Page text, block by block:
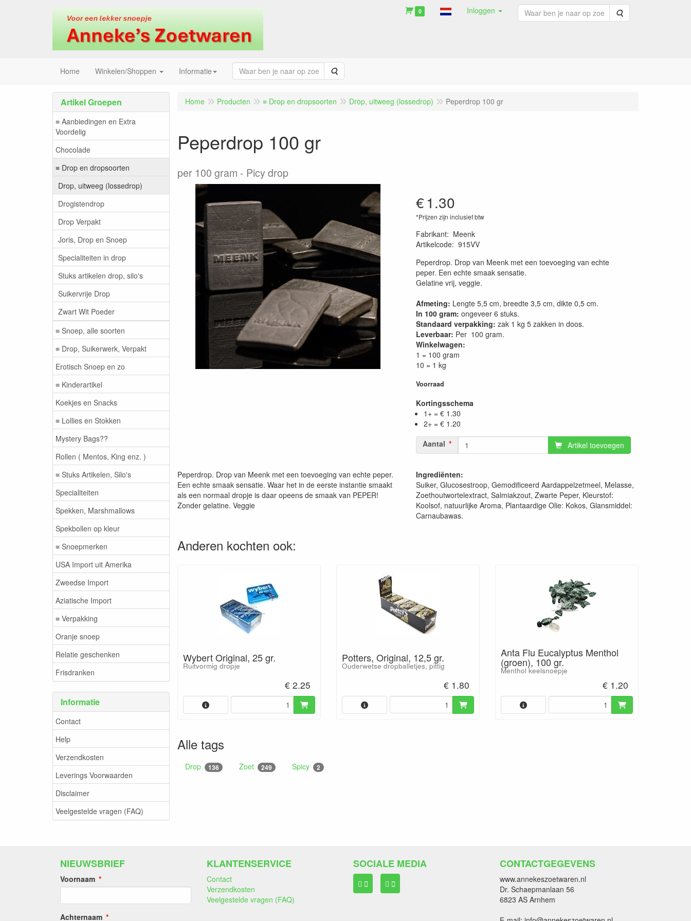
0 Inloggen Zoeken
Home Winkelen/Shoppen Informatie Zoeken
Artikel Groepen
≡ Aanbiedingen en Extra
Voordelig
Chocolade
≡ Drop en dropsoorten
Drop, uitweeg (lossedrop)
Drogistendrop
Drop Verpakt
Joris, Drop en Snoep
Specialiteiten in drop
Stuks artikelen drop, silo's
Suikervrije Drop
Zwart Wit Poeder
≡ Snoep, alle soorten
≡ Drop, Suikerwerk, Verpakt
Erotisch Snoep en zo
≡ Kinderartikel
Koekjes en Snacks
≡ Lollies en Stokken
Mystery Bags??
Rollen ( Mentos, King enz. )
≡ Stuks Artikelen, Silo's
Specialiteiten
Spekken, Marshmallows
Spekbollen op kleur
≡ Snoepmerken
USA Import uit Amerika
Zweedse Import
Aziatische Import
≡ Verpakking
Oranje snoep
Relatie geschenken
Frisdranken
Informatie
Contact
Help
Verzendkosten
Leverings Voorwaarden
Disclaimer
Veelgestelde vragen (FAQ)
Home Producten ≡ Drop en dropsoorten Drop, uitweeg (lossedrop) Peperdrop 100 gr
Peperdrop 100 gr
per 100 gram Picy drop
€1.30
*Prijzen zijn inclusief btw
Fabrikant: Meenk
Artikelcode: 915VV
Peperdrop. Drop van Meenk met een toevoeging van echte
peper. Een echte smaak sensatie.
Gelatine vrij, veggie.
Afmeting: Lengte 5,5 cm, breedte 3,5 cm, dikte 0,5 cm.
In 100 gram: ongeveer 6 stuks.
Standaard verpakking: zak 1 kg 5 zakken in doos.
Leverbaar: Per 100 gram.
Winkelwagen:
1 = 100 gram
10 = 1 kg
Voorraad
Kortingsschema
1+ = € 1.30
2+ = € 1.20
Aantal
Artikel toevoegen
Peperdrop. Drop van Meenk met een toevoeging van echte peper.
Een echte smaak sensatie. Waar het in de eerste instantie smaakt
als een normaal dropje is daar opeens de smaak van PEPER!
Zonder gelatine. Veggie
Ingrediënten:
Suiker, Glucosestroop, Gemodificeerd Aardappelzetmeel, Melasse,
Zoethoutwortelextract, Salmiakzout, Zwarte Peper, Kleurstof:
Koolsof, natuurlijke Aroma, Plantaardige Olie: Kokos, Glansmiddel:
Carnaubawas.
Anderen kochten ook:
Wybert Original, 25 gr.
Ruitvormig dropje
€ 2.25
Potters, Original, 12,5 gr.
Ouderwetse dropballetjes, pittig
€ 1.80
Anta Flu Eucalyptus Menthol
(groen), 100 gr.
Menthol keelsnoepje
€ 1.20
Alle tags
Drop 136 Zoet 249 Spicy 2
NIEUWSBRIEF
Voornaam
Achternaam
KLANTENSERVICE
Contact
Verzendkosten
Veelgestelde vragen (FAQ)
SOCIALE MEDIA CONTACTGEGEVENS
www.annekeszoetwaren.nl
Dr. Schaepmanlaan 56
6823 AS Arnhem